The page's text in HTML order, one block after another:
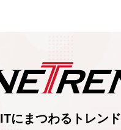
ITにまつわるトレンド